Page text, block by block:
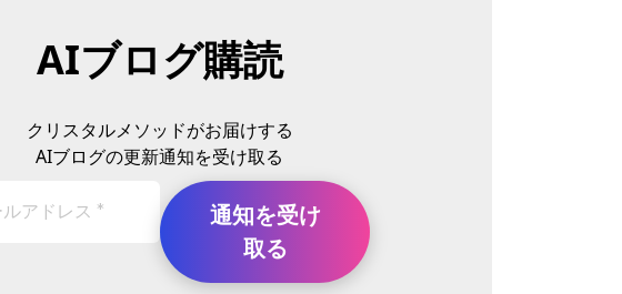
AIブログ購読
クリスタルメソッドがお届けする
AIブログの更新通知を受け取る